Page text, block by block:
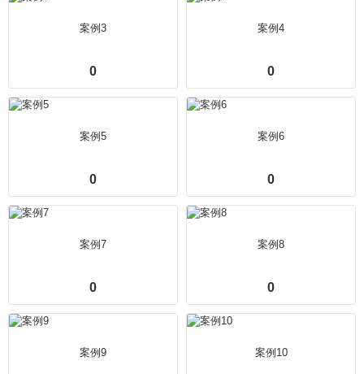
案例3
0
案例4
0
案例5
0
案例6
0
案例7
0
案例8
0
案例9 案例10